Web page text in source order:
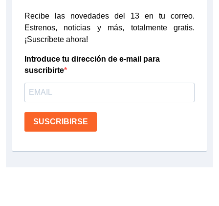
Recibe las novedades del 13 en tu correo.
Estrenos, noticias y más, totalmente gratis.
¡Suscríbete ahora!
Introduce tu dirección de e-mail para
suscribirte
SUSCRIBIRSE